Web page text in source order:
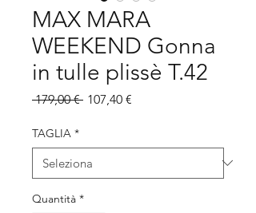
MAX MARA
WEEKEND Gonna
in tulle plissè T.42
179,00 € Prezzo
107,40 €
TAGLIA *
Quantità *